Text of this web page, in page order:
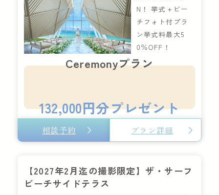
N！ 挙式＋ビー
チフォト付プラ
ン挙式料最大5
0％OFF！
Ceremonyプラン
132,000円分プレゼント
相談予約 プラン詳細
【2027年2月迄の撮影限定】ザ・サーフ
ビーチサイドテラス